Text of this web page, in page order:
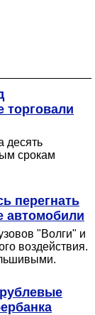
торговали
десять
срокам
перегнать
автомобили
"Волги" и
воздействия.